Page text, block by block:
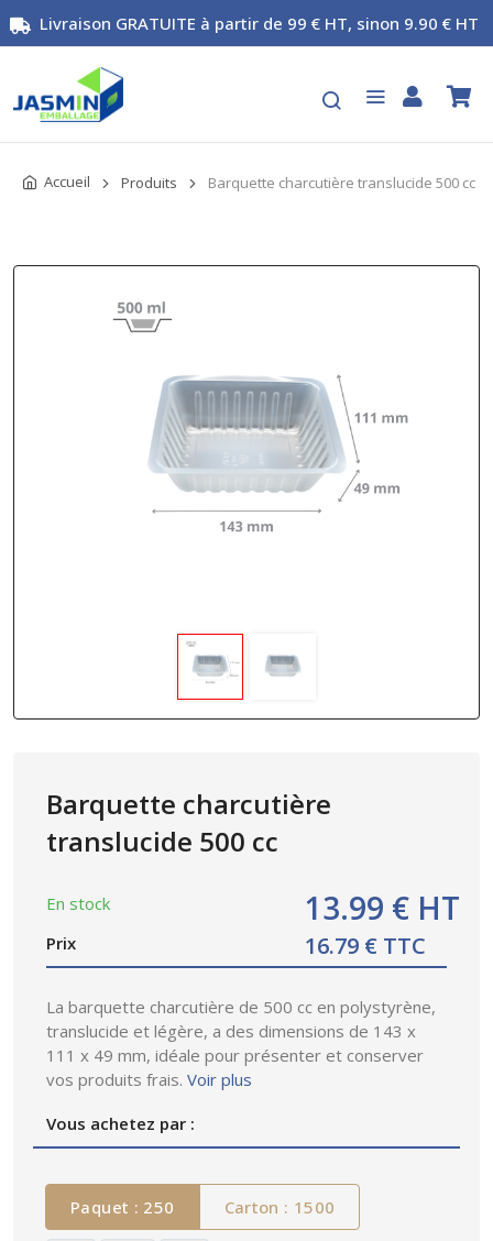
Livraison GRATUITE à partir de 99 € HT, sinon 9.90 € HT
Accueil Produits Barquette charcutière translucide 500 cc
Barquette charcutière
translucide 500 cc
En stock
Prix
13.99 € HT
16.79 € TTC
La barquette charcutière de 500 cc en polystyrène,
translucide et légère, a des dimensions de 143 x
111 x 49 mm, idéale pour présenter et conserver
vos produits frais. Voir plus
Vous achetez par :
Paquet : 250 Carton : 1500